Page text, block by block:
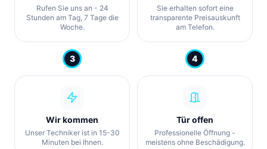
Rufen Sie uns an - 24
Stunden am Tag, 7 Tage die
Woche.
Sie erhalten sofort eine
transparente Preisauskunft
am Telefon.
3
Wir kommen
Unser Techniker ist in 15-30
Minuten bei Ihnen.
4
Tür offen
Professionelle Öffnung -
meistens ohne Beschädigung.